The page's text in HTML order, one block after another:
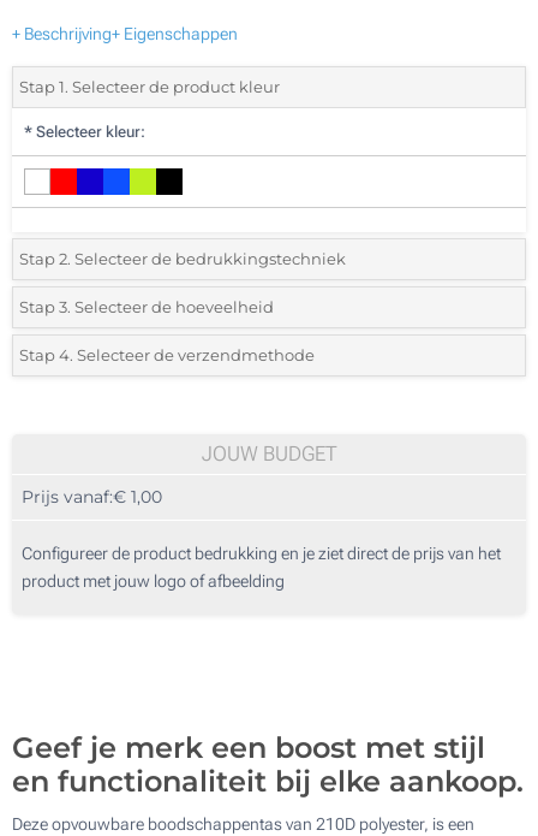
+ Beschrijving+ Eigenschappen
Stap 1. Selecteer de product kleur
* Selecteer kleur:
Stap 2. Selecteer de bedrukkingstechniek
*Selecteer de bedrukking en kleuren van het logo:
1 Kleur (Aan een kant)
3 Kleuren (Aan een kant)
Digitale full colour transfer (Aan een kant)
Stap 3. Selecteer de hoeveelheid
*Selecteer uit de lijst of voeg het gewenste aantal in
50
250
Stap 4. Selecteer de verzendmethode
JOUW BUDGET
Prijs vanaf:€ 1,00
Configureer de product bedrukking en je ziet direct de prijs van het
product met jouw logo of afbeelding
Geef je merk een boost met stijl
en functionaliteit bij elke aankoop.
Deze opvouwbare boodschappentas van 210D polyester, is een